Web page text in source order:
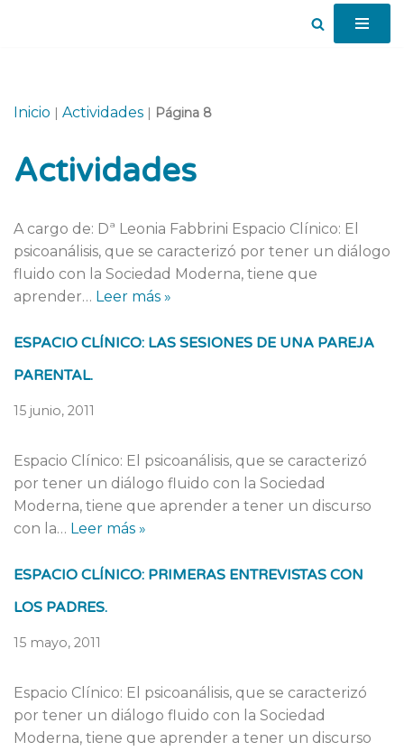
Inicio | Actividades | Página 8
Actividades
A cargo de: Dª Leonia Fabbrini Espacio Clínico: El
psicoanálisis, que se caracterizó por tener un diálogo
fluido con la Sociedad Moderna, tiene que
aprender… Leer más »
ESPACIO CLÍNICO: LAS SESIONES DE UNA PAREJA
PARENTAL.
15 junio, 2011
Espacio Clínico: El psicoanálisis, que se caracterizó
por tener un diálogo fluido con la Sociedad
Moderna, tiene que aprender a tener un discurso
con la… Leer más »
ESPACIO CLÍNICO: PRIMERAS ENTREVISTAS CON
LOS PADRES.
15 mayo, 2011
Espacio Clínico: El psicoanálisis, que se caracterizó
por tener un diálogo fluido con la Sociedad
Moderna, tiene que aprender a tener un discurso